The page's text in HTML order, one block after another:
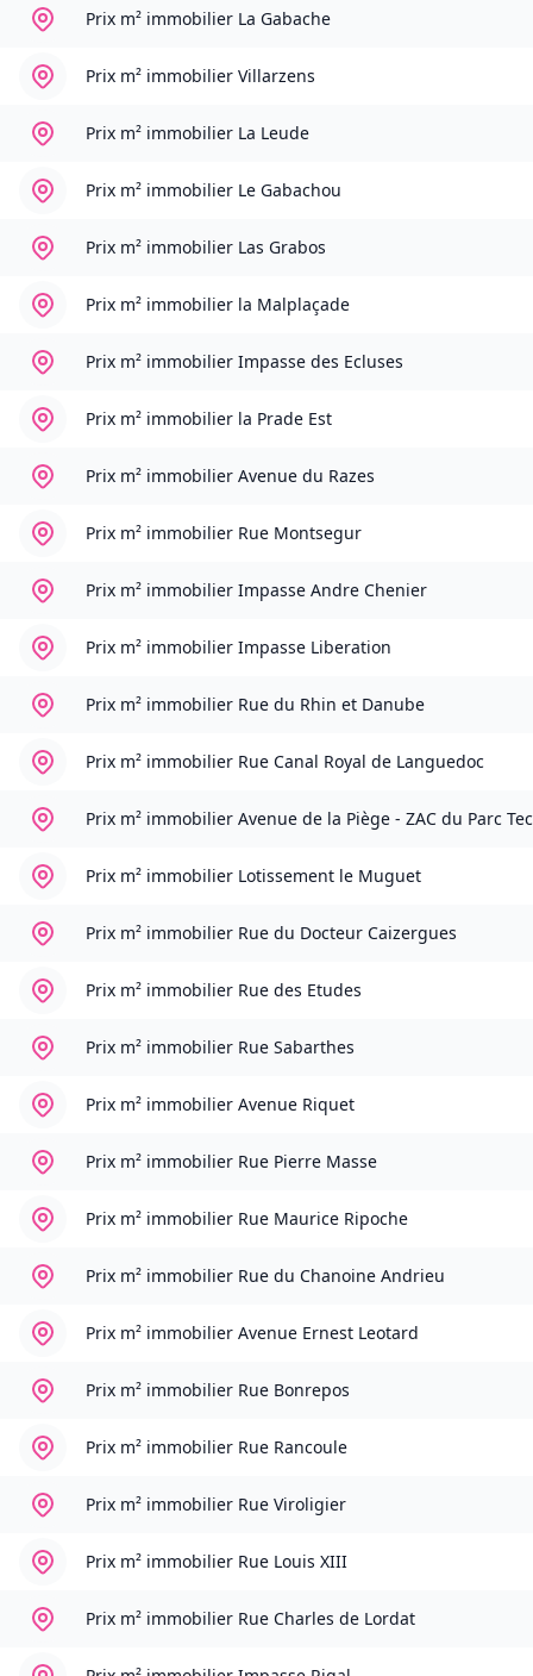
Prix m² immobilier La Gabache
Prix m² immobilier Villarzens
Prix m² immobilier La Leude
Prix m² immobilier Le Gabachou
Prix m² immobilier Las Grabos
Prix m² immobilier la Malplaçade
Prix m² immobilier Impasse des Ecluses
Prix m² immobilier la Prade Est
Prix m² immobilier Avenue du Razes
Prix m² immobilier Rue Montsegur
Prix m² immobilier Impasse Andre Chenier
Prix m² immobilier Impasse Liberation
Prix m² immobilier Rue du Rhin et Danube
Prix m² immobilier Rue Canal Royal de Languedoc
Prix m² immobilier Avenue de la Piège - ZAC du Parc
Prix m² immobilier Lotissement le Muguet
Prix m² immobilier Rue du Docteur Caizergues
Prix m² immobilier Rue des Etudes
Prix m² immobilier Rue Sabarthes
Prix m² immobilier Avenue Riquet
Prix m² immobilier Rue Pierre Masse
Prix m² immobilier Rue Maurice Ripoche
Prix m² immobilier Rue du Chanoine Andrieu
Prix m² immobilier Avenue Ernest Leotard
Prix m² immobilier Rue Bonrepos
Prix m² immobilier Rue Rancoule
Prix m² immobilier Rue Viroligier
Prix m² immobilier Rue Louis XIII
Prix m² immobilier Rue Charles de Lordat